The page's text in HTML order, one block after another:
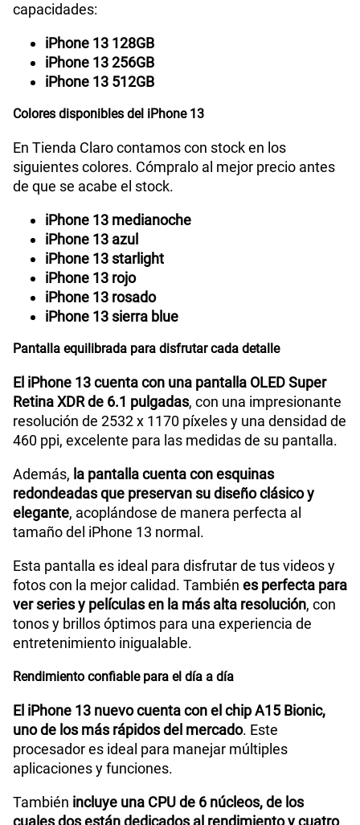
Cámara de fotos Frontal
Capacidad Memoria Interna 128 GB / 256 GB / 512 GB
Reconocimiento Facial
la caja
Lightning - Documentación
Carga
rápida
Hasta un 50% de carga en 30 minutos10 con un
adaptador de 20 W o superior (se vende por
separado)
Potencia en Watts
Compatibilidad con eSIM Sí
capacidades:
iPhone 13 128GB
iPhone 13 256GB
iPhone 13 512GB
Colores disponibles del iPhone 13
En Tienda Claro contamos con stock en los
siguientes colores. Cómpralo al mejor precio antes
de que se acabe el stock.
iPhone 13 medianoche
iPhone 13 azul
iPhone 13 starlight
iPhone 13 rojo
iPhone 13 rosado
iPhone 13 sierra blue
Pantalla equilibrada para disfrutar cada detalle
El iPhone 13 cuenta con una pantalla OLED Super
Retina XDR de 6.1 pulgadas, con una impresionante
resolución de 2532 x 1170 píxeles y una densidad de
460 ppi, excelente para las medidas de su pantalla.
Además, la pantalla cuenta con esquinas
redondeadas que preservan su diseño clásico y
elegante, acoplándose de manera perfecta al
tamaño del iPhone 13 normal.
Esta pantalla es ideal para disfrutar de tus videos y
fotos con la mejor calidad. También es perfecta para
ver series y películas en la más alta resolución, con
tonos y brillos óptimos para una experiencia de
entretenimiento inigualable.
Rendimiento confiable para el día a día
El iPhone 13 nuevo cuenta con el chip A15 Bionic,
uno de los más rápidos del mercado. Este
procesador es ideal para manejar múltiples
aplicaciones y funciones.
También incluye una CPU de 6 núcleos, de los